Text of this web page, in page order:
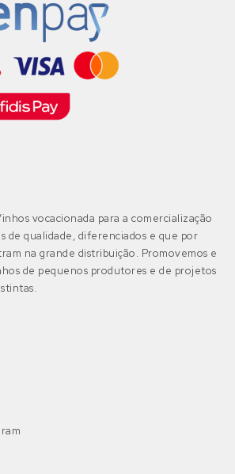
vocacionada para a comercialização
de qualidade, diferenciados e que por
na grande distribuição. Promovemos e
de pequenos produtores e de projetos